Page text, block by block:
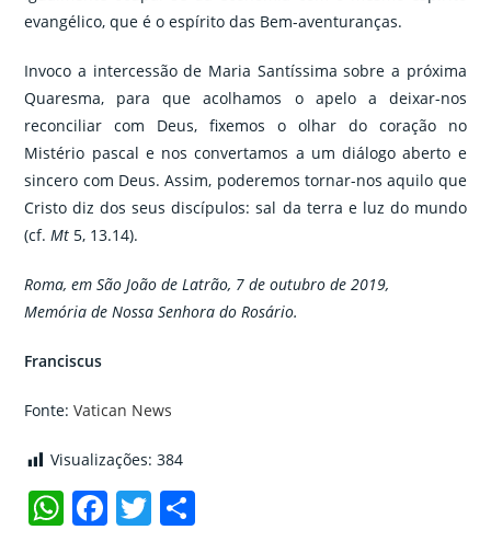
evangélico, que é o espírito das Bem-aventuranças.
Invoco a intercessão de Maria Santíssima sobre a próxima
Quaresma, para que acolhamos o apelo a deixar-nos
reconciliar com Deus, fixemos o olhar do coração no
Mistério pascal e nos convertamos a um diálogo aberto e
sincero com Deus. Assim, poderemos tornar-nos aquilo que
Cristo diz dos seus discípulos: sal da terra e luz do mundo
(cf.Mt 5, 13.14).
Roma, em São João de Latrão, 7 de outubro de 2019,
Memória de Nossa Senhora do Rosário.
Franciscus
Fonte:Vatican News
Visualizações:384
W F T